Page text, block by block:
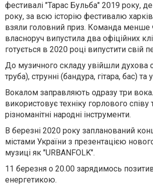
фестивалі "Тарас Бульба" 2019 року,
року, за всю історію фестивалю
взяли головний приз. Команда менше
власноруч випустила два офіційних
готується в 2020 році випустити свій
До музичного складу увійшли духова
труба), струнні (бандура, гітара, бас) та
Вокалом заправляють одразу три
використовує техніку горлового співу
різноманітні народні інструменти.
В березні 2020 року запланований
містами України з презентацією
музиці як "URBANFOLK".
11 березня о 20.00 зарядимось
енергетикою.